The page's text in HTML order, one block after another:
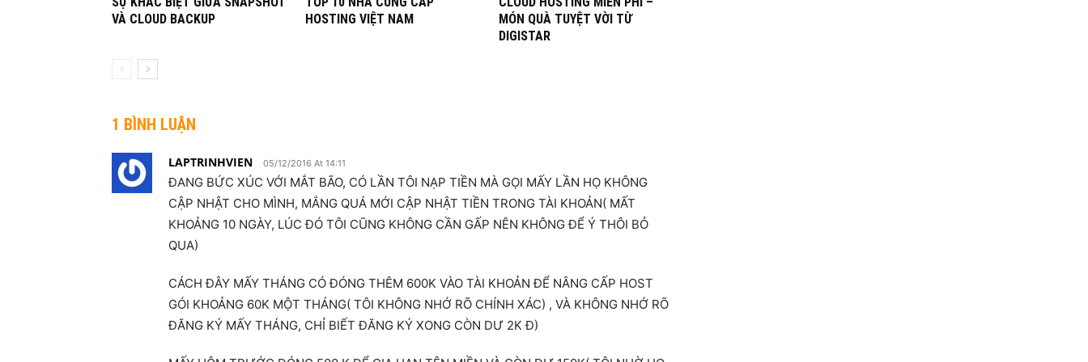
VÀ CLOUD BACKUP
HOSTING VIỆT NAM
MÓN QUÀ TUYỆT VỜI TỪ
DIGISTAR
1 BÌNH LUẬN
LAPTRINHVIEN 05/12/2016 At 14:11
ĐANG BỨC XÚC VỚI MẮT BÃO, CÓ LẦN TÔI NẠP TIỀN MÀ GỌI MẤY LẦN HỌ KHÔNG
CẬP NHẬT CHO MÌNH, MẮNG QUÁ MỚI CẬP NHẬT TIỀN TRONG TÀI KHOẢN( MẤT
KHOẢNG 10 NGÀY, LÚC ĐÓ TÔI CŨNG KHÔNG CẦN GẤP NÊN KHÔNG ĐỂ Ý THÔI BỎ
QUA)
CÁCH ĐÂY MẤY THÁNG CÓ ĐÓNG THÊM 600K VÀO TÀI KHOẢN ĐỂ NÂNG CẤP HOST
GÓI KHOẢNG 60K MỘT THÁNG( TÔI KHÔNG NHỚ RÕ CHÍNH XÁC) , VÀ KHÔNG NHỚ RÕ
ĐĂNG KÝ MẤY THÁNG, CHỈ BIẾT ĐĂNG KÝ XONG CÒN DƯ 2K Đ)